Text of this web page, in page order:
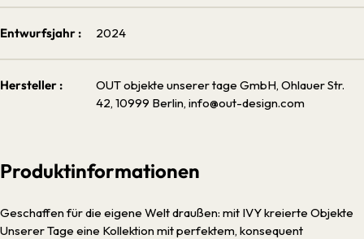
Entwurfsjahr : 2024
Hersteller :
OUT objekte unserer tage GmbH, Ohlauer Str.
42, 10999 Berlin, info@out-design.com
Produktinformationen
Geschaffen für die eigene Welt draußen: mit IVY kreierte Objekte
Unserer Tage eine Kollektion mit perfektem, konsequent